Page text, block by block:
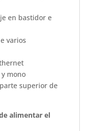
en bastidor e
varios
mono
superior de
alimentar el